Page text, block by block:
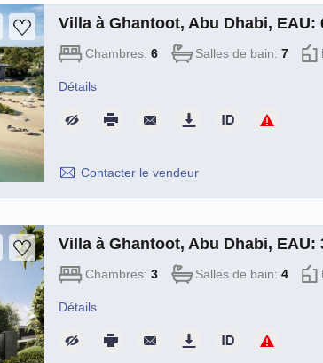
Villa à Ghantoot, Abu Dhabi,
Chambres: 6 Salles de bain: 7
Détails
Contacter le vendeur
Villa à Ghantoot, Abu Dhabi,
Chambres: 3 Salles de bain: 4
Détails